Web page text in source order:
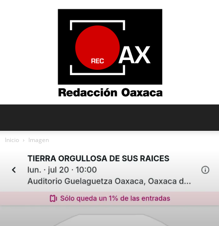
Inicio Imagen